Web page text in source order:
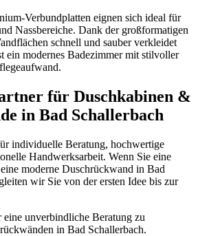
Verbundplatten eignen sich ideal für
Nassbereiche. Dank der großformatigen
schnell und sauber verkleidet
ein modernes Badezimmer mit stilvoller
für Duschkabinen &
in Bad Schallerbach
individuelle Beratung, hochwertige
Handwerksarbeit. Wenn Sie eine
moderne Duschrückwand in Bad
wir Sie von der ersten Idee bis zur
unverbindliche Beratung zu
in Bad Schallerbach.